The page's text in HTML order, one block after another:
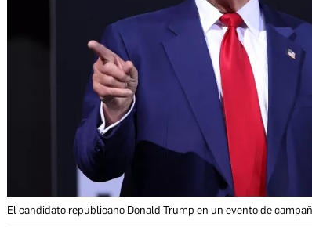
El candidato republicano Donald Trump en un evento de